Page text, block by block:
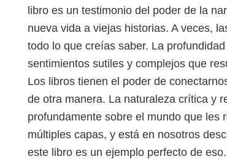
libro es un testimonio del poder de la
nueva vida a viejas historias. A veces,
todo lo que creías saber. La
sentimientos sutiles y complejos que
Los libros tienen el poder de
de otra manera. La naturaleza crítica y
profundamente sobre el mundo que les
múltiples capas, y está en nosotros
este libro es un ejemplo perfecto de